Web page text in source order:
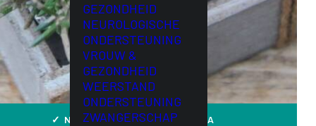
GEZONDHEID
NEUROLOGISCHE
ONDERSTEUNING
VROUW &
GEZONDHEID
WEERSTAND
ONDERSTEUNING
ZWANGERSCHAP
✓ NR.1 DR. MORSE SHOP IN EUROPA